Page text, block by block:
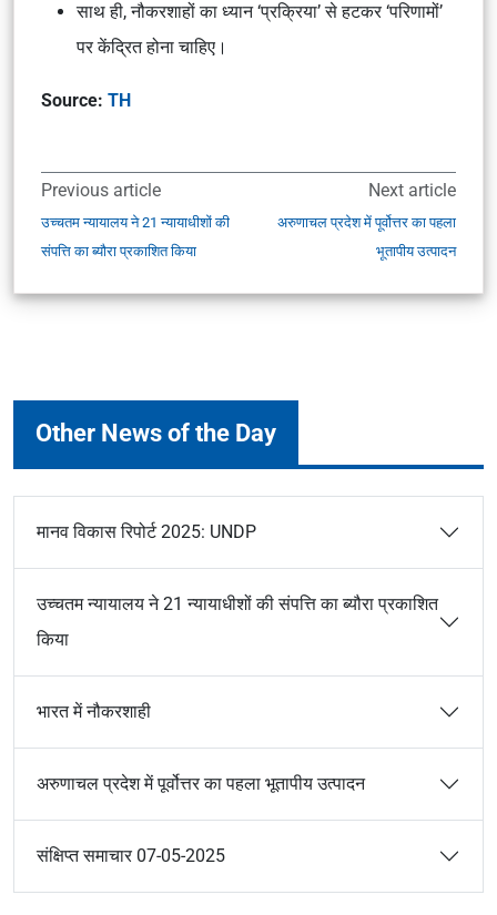
साथ ही, नौकरशाहों का ध्यान ‘प्रक्रिया’ से हटकर ‘परिणामों’
पर केंद्रित होना चाहिए।
Source: TH
Previous article
उच्चतम न्यायालय ने 21 न्यायाधीशों की
संपत्ति का ब्यौरा प्रकाशित किया
Next article
अरुणाचल प्रदेश में पूर्वोत्तर का पहला
भूतापीय उत्पादन
Other News of the Day
मानव विकास रिपोर्ट 2025: UNDP
उच्चतम न्यायालय ने 21 न्यायाधीशों की संपत्ति का ब्यौरा प्रकाशित
किया
भारत में नौकरशाही
अरुणाचल प्रदेश में पूर्वोत्तर का पहला भूतापीय उत्पादन
संक्षिप्त समाचार 07-05-2025